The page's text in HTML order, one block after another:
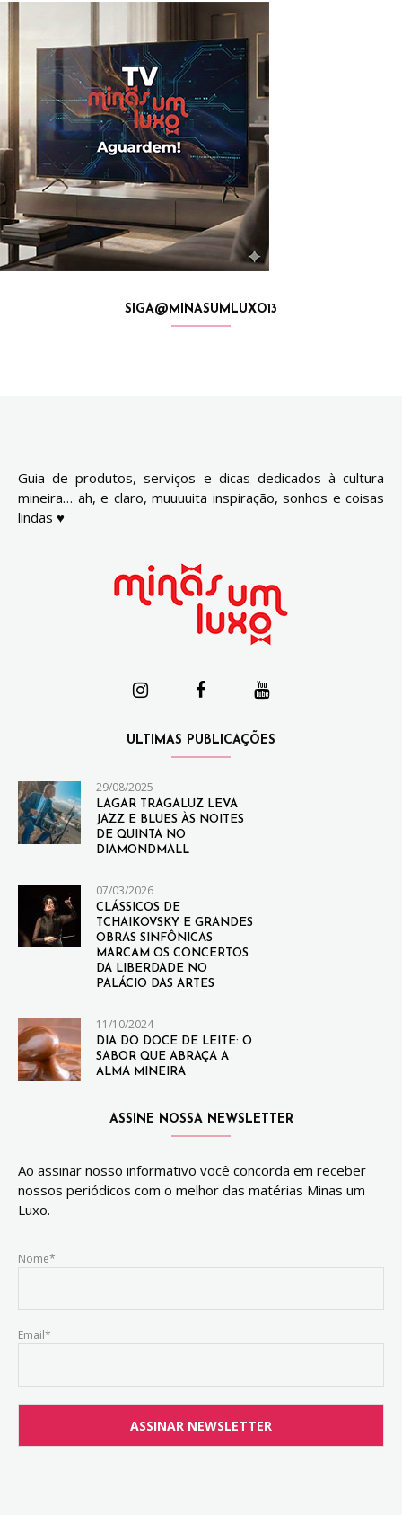
SIGA@MINASUMLUXO13
Guia de produtos, serviços e dicas dedicados à cultura
mineira… ah, e claro, muuuuita inspiração, sonhos e coisas
lindas ♥
ULTIMAS PUBLICAÇÕES
29/08/2025
LAGAR TRAGALUZ LEVA
JAZZ E BLUES ÀS NOITES
DE QUINTA NO
DIAMONDMALL
07/03/2026
CLÁSSICOS DE
TCHAIKOVSKY E GRANDES
OBRAS SINFÔNICAS
MARCAM OS CONCERTOS
DA LIBERDADE NO
PALÁCIO DAS ARTES
11/10/2024
DIA DO DOCE DE LEITE: O
SABOR QUE ABRAÇA A
ALMA MINEIRA
ASSINE NOSSA NEWSLETTER
Ao assinar nosso informativo você concorda em receber
nossos periódicos com o melhor das matérias Minas um
Luxo.
Nome*
Email*